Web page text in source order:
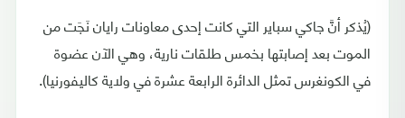
(يُذكر أنَّ جاكي سباير التي كانت إحدى معاونات رايان نَجَت من
الموت بعد إصابتها بخمس طلقات نارية، وهي الآن عضوة
في الكونغرس تمثل الدائرة الرابعة عشرة في ولاية كاليفورنيا).